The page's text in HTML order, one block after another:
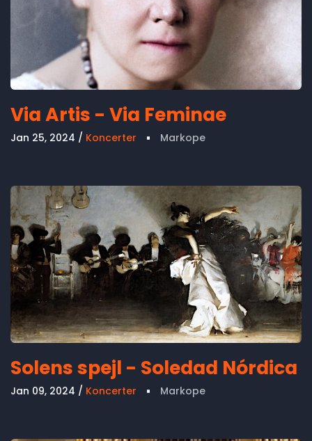
Via Artis - Via Feminae
Jan 25, 2024 Koncerter Markope
Solens spejl - Soledad Nórdica
Jan 09, 2024 Koncerter Markope